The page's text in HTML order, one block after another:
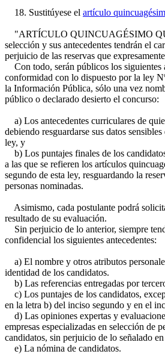
18. Sustitúyese el artículo
"ARTÍCULO QUINCUAGÉSIMO
selección y sus antecedentes tendrán el
perjuicio de las reservas que
Con todo, serán públicos los siguientes
conformidad con lo dispuesto por la ley
la Información Pública, sólo una vez
público o declarado desierto el concurso:
a) Los antecedentes curriculares de
debiendo resguardarse sus datos
ley, y
b) Los puntajes finales de los
a las que se refieren los artículos
segundo de esta ley, resguardando la
personas nominadas.
Asimismo, cada postulante podrá
resultado de su evaluación.
Sin perjuicio de lo anterior, siempre
confidencial los siguientes antecedentes:
a) El nombre y otros atributos
identidad de los candidatos.
b) Las referencias entregadas por
c) Los puntajes de los candidatos,
en la letra b) del inciso segundo y en el
d) Las opiniones expertas y
empresas especializadas en selección de
candidatos, sin perjuicio de lo señalado
e) La nómina de candidatos.